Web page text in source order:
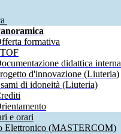
formativa
didattica interna
d'innovazione (Liuteria)
di idoneità (Liuteria)
e orari
Elettronico (MASTERCOM)